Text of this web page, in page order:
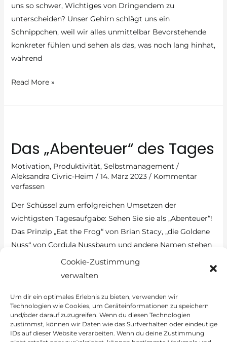
Cookie-Zustimmung
verwalten
Um dir ein optimales Erlebnis zu bieten, verwenden wir
Technologien wie Cookies, um Geräteinformationen zu speichern
und/oder darauf zuzugreifen. Wenn du diesen Technologien
zustimmst, können wir Daten wie das Surfverhalten oder eindeutige
IDs auf dieser Website verarbeiten. Wenn du deine Zustimmung
uns so schwer, Wichtiges von Dringendem zu
unterscheiden? Unser Gehirn schlägt uns ein
Schnippchen, weil wir alles unmittelbar Bevorstehende
konkreter fühlen und sehen als das, was noch lang hinhat,
während
Wichtig
„nur“
Read More »
Das „Abenteuer“ des Tages
Motivation, Produktivität, Selbstmanagement /
Aleksandra Civric-Heim / 14. März 2023 / Kommentar
verfassen
Der Schüssel zum erfolgreichen Umsetzen der
wichtigsten Tagesaufgabe: Sehen Sie sie als „Abenteuer“!
Das Prinzip „Eat the Frog“ von Brian Stacy, „die Goldene
Nuss“ von Cordula Nussbaum und andere Namen stehen
für ein Prinzip, das auf der Kombination aus „das
Wichtigste zuerst“ und „eine wichtige Aufgabe pro Tag
Das
„Abenteuer“
des
Read More »